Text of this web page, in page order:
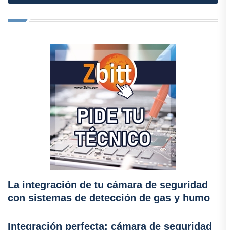
La integración de tu cámara de seguridad
con sistemas de detección de gas y humo
Integración perfecta: cámara de seguridad